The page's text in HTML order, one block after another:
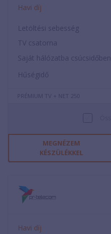
Havi díj
Letöltési sebesség
TV csatorna
Saját hálózatba csúcsidőben
Hűségidő
PRÉMIUM TV + NET 250
MEGNÉZEM
KÉSZÜLÉKKEL
Havi díj